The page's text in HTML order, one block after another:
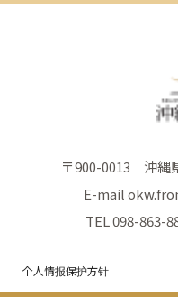
〒900-0013 沖縄
E-mail
TEL 098-863-
个人情报保护方针